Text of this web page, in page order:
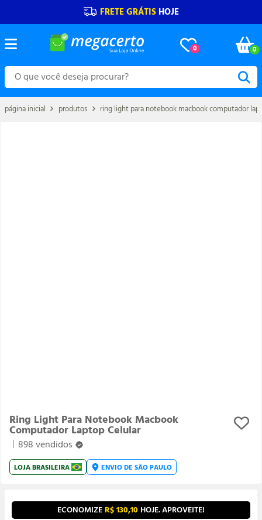
FRETE GRÁTISHOJE
0 0
página inicial produtos ring light para notebook macbook computador
Ring Light Para Notebook Macbook
Computador Laptop Celular
898 vendidos
LOJABRASILEIRA ENVIO DE SÃO PAULO
ECONOMIZE R$ 130,10 HOJE. APROVEITE!